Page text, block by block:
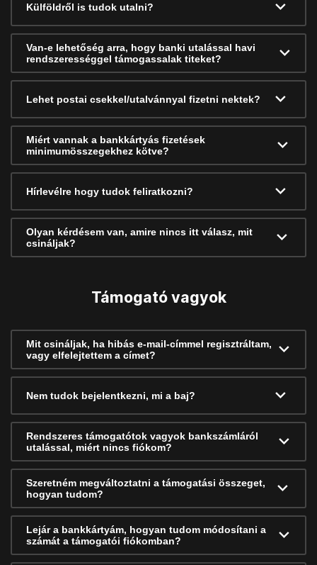
Külföldről is tudok utalni?
Van-e lehetőség arra, hogy banki utalással havi
rendszerességgel támogassalak titeket?
Lehet postai csekkel/utalvánnyal fizetni nektek?
Miért vannak a bankkártyás fizetések
minimumösszegekhez kötve?
Hírlevélre hogy tudok feliratkozni?
Olyan kérdésem van, amire nincs itt válasz, mit
csináljak?
Támogató vagyok
Mit csináljak, ha hibás e-mail-címmel regisztráltam,
vagy elfelejtettem a címet?
Nem tudok bejelentkezni, mi a baj?
Rendszeres támogatótok vagyok bankszámláról
utalással, miért nincs fiókom?
Szeretném megváltoztatni a támogatási összeget,
hogyan tudom?
Lejár a bankkártyám, hogyan tudom módosítani a
számát a támogatói fiókomban?